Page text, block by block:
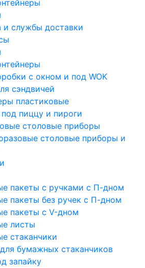
и службы доставки
с окном и под WOK
сэндвичей
пластиковые
пиццу и пироги
столовые приборы
столовые приборы и
пакеты с ручками с П-дном
пакеты без ручек с П-дном
пакеты с V-дном
листы
стаканчики
бумажных стаканчиков
запайку